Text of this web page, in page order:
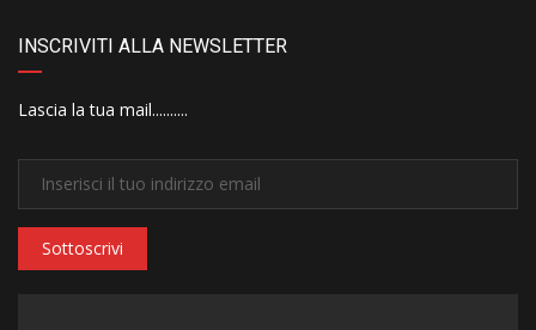
INSCRIVITI ALLA NEWSLETTER
Lascia la tua mail..........
Sottoscrivi